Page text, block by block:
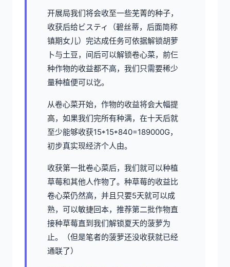
开展局我们将会收至一些芜菁的种子，
收获后给ビスティ（碧丝蒂，后面简称
镇期女儿）完达成任务可依据解锁胡萝
卜与土豆，间后可以解锁卷心菜，前仨
种作物的收益都不高，我们只需要稀少
量种植便可以讫。
从卷心菜开始，作物的收益将会大幅提
高，如果我们完所有种满，在十天后就
至少能够收获15*15*840=189000G，
初步真实现经济个人由。
收获第一批卷心菜后，我们就可以种植
草莓和其他人作物了。种草莓的收益比
卷心菜仍然高，并且只要5天就可以成
熟，可以敏捷回本，推荐第二批作物直
接种草莓直到我们解锁夏天的菠萝为
止。（但是笔者的菠萝还没收获就已经
通联了）